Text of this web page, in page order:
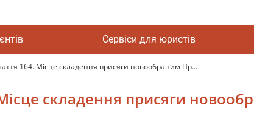
Сервіси для юристів
164. Місце складення присяги новообраним Пр...
складення присяги